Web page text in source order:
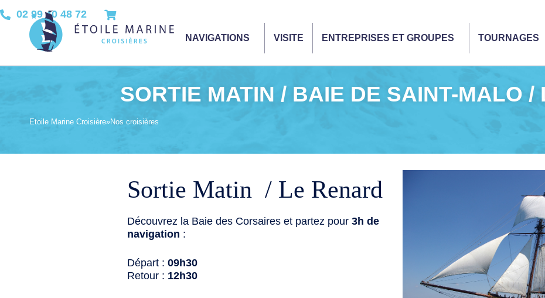
02 99 40 48 72
NAVIGATIONS VISITE ENTREPRISES ET GROUPES TOURNAGES
SORTIE MATIN / BAIE DE SAINT-MALO /
Etoile Marine Croisière»Nos croisières
Sortie Matin / Le Renard
Découvrez la Baie des Corsaires et partez pour 3h de
navigation :
Départ : 09h30
Retour : 12h30